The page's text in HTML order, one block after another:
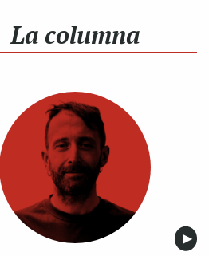
La columna
▶︎